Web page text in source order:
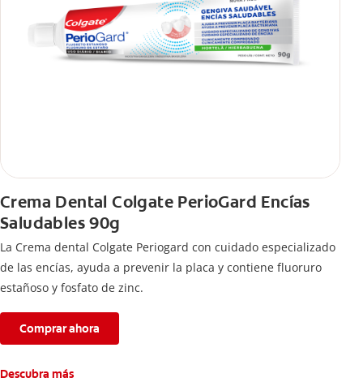
Crema Dental Colgate PerioGard Encías
Saludables 90g
La Crema dental Colgate Periogard con cuidado especializado
de las encías, ayuda a prevenir la placa y contiene fluoruro
estañoso y fosfato de zinc.
Comprar ahora
Descubra más